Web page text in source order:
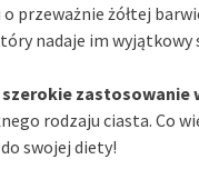
przeważnie żółtej
nadaje im wyjątkowy
szerokie zastosowanie
rodzaju ciasta. Co
swojej diety!